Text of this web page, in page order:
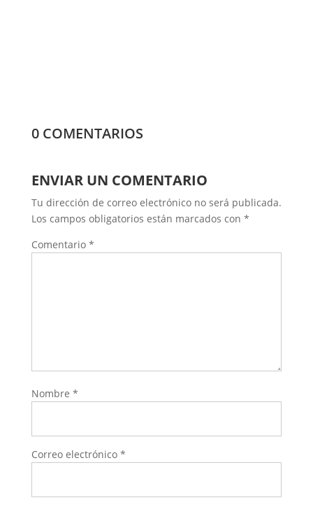
0 COMENTARIOS
ENVIAR UN COMENTARIO
Tu dirección de correo electrónico no será publicada.
Los campos obligatorios están marcados con *
Comentario *
Nombre *
Correo electrónico *